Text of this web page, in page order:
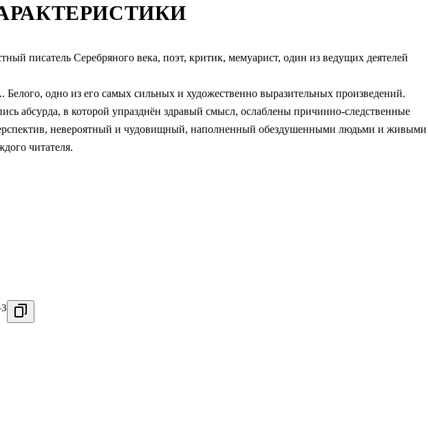
писатель Серебряного века, поэт, критик, мемуарист, один из ведущих деятелей
одно из его самых сильных и художественно выразительных произведений.
абсурда, в которой упразднён здравый смысл, ослаблены причинно-следственные
невероятный и чудовищный, наполненный обездушенными людьми и живыми
читателя.